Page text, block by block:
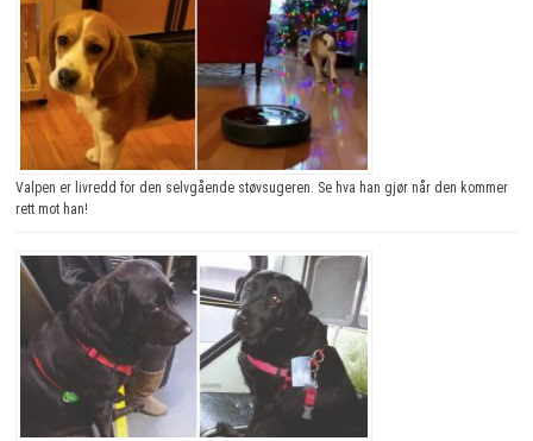
Valpen er livredd for den selvgående støvsugeren. Se hva han gjør når den kommer
rett mot han!